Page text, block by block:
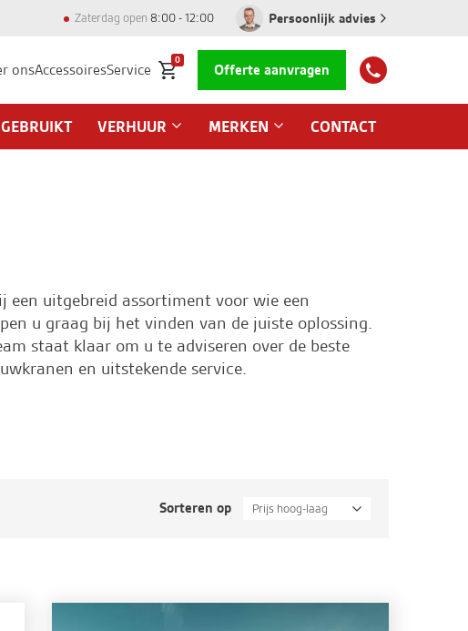
Zaterdag open 8:00 - 12:00 Persoonlijk advies
onsAccessoiresService
0
Offerte aanvragen
VERHUUR MERKEN CONTACT
een uitgebreid assortiment voor wie een
u graag bij het vinden van de juiste oplossing.
staat klaar om u te adviseren over de beste
en uitstekende service.
Sorteren op Prijs hoog-laag